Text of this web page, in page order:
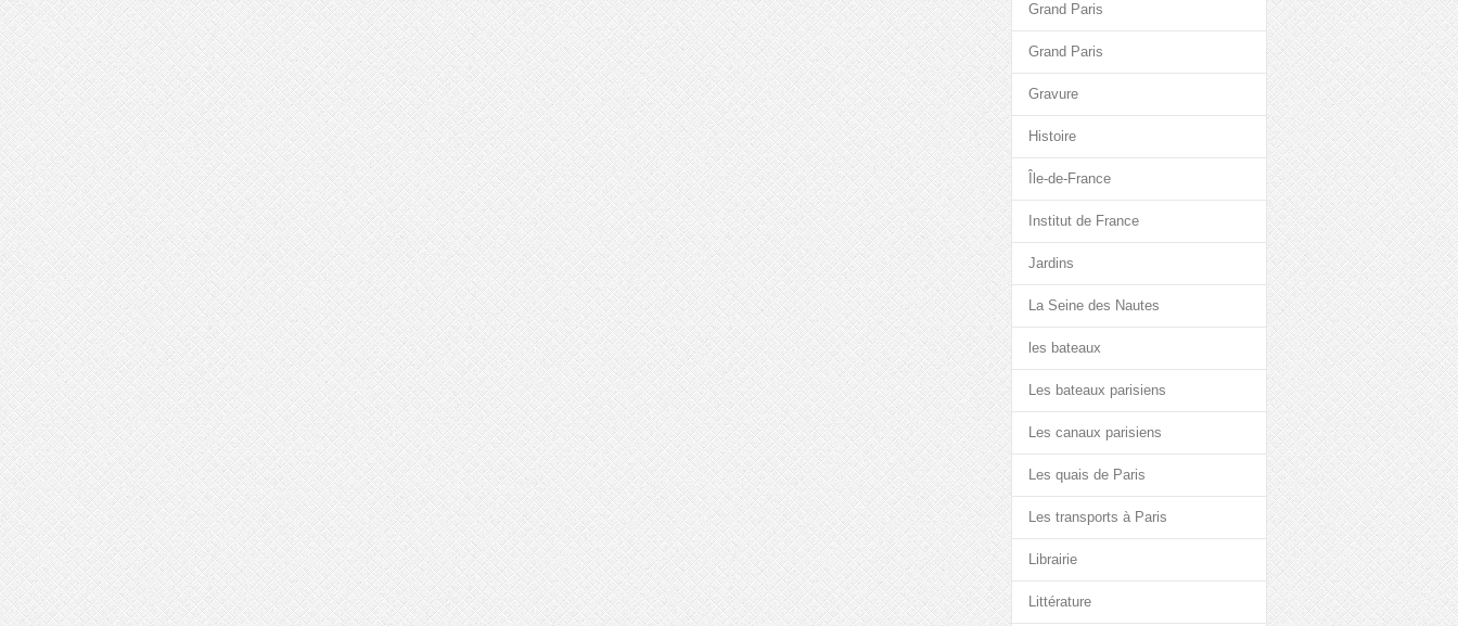
Grand Paris
Grand Paris
Gravure
Histoire
Île-de-France
Institut de France
Jardins
La Seine des Nautes
les bateaux
Les bateaux parisiens
Les canaux parisiens
Les quais de Paris
Les transports à Paris
Librairie
Littérature